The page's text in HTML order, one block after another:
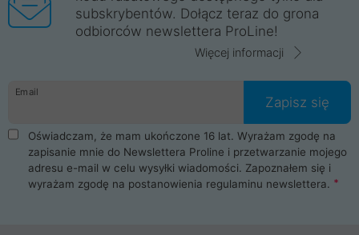
legalnie i płacimy podatki w naszym kraju! Posiadamy siedzibę
główną w Mirkowie oraz salony na terenie kraju. Cała
komunikacja ze sklepem komputerowym ProLine jest
danych osobowych. Dlatego zakup notebooka albo laptopa w
ProLine to czysta przyjemność i pełne bezpieczeństwo.
Zaopatrzysz się u nas w akcesoria i części komputerowe
takie jak procesory, karty graficzne, płyty główne, pamięci,
dyski SSD, M.2 oraz HDD. Nasi pracownicy pomogą Ci wybrać
najlepszy zasilacz komputerowy oraz obudowę do komputera.
Poza komputerami mamy również najlepsze na rynku
Smartfony takich producentów jak Xiaomi, Apple, Samsung i
subskrybentów. Dołącz teraz do grona
odbiorców newslettera ProLine!
Więcej informacji
Email
Zapisz się
Oświadczam, że mam ukończone 16 lat. Wyrażam zgodę na
zapisanie mnie do Newslettera Proline i przetwarzanie mojego
adresu e-mail w celu wysyłki wiadomości. Zapoznałem się i
wyrażam zgodę na postanowienia regulaminu newslettera.